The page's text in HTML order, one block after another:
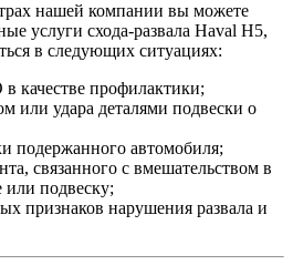
нашей компании вы можете
услуги схода-развала Haval H5,
в следующих ситуациях:
качестве профилактики;
или удара деталями подвески о
подержанного автомобиля;
связанного с вмешательством в
или подвеску;
признаков нарушения развала и